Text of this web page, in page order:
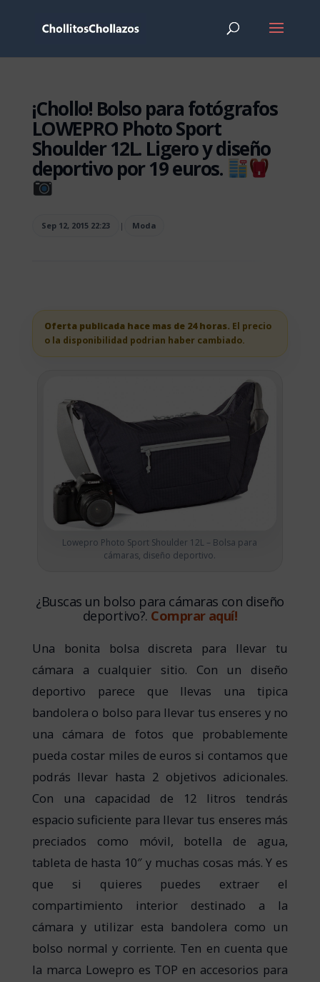
¡Chollo! Bolso para fotógrafos
LOWEPRO Photo Sport
Shoulder 12L. Ligero y diseño
deportivo por 19 euros.
Sep 12, 2015 22:23 | Moda
Oferta publicada hace mas de 24 horas. El precio
o la disponibilidad podrian haber cambiado.
Lowepro Photo Sport Shoulder 12L – Bolsa para
cámaras, diseño deportivo.
¿Buscas un bolso para cámaras con diseño
deportivo?. Comprar aquí!
Una bonita bolsa discreta para llevar tu
cámara a cualquier sitio. Con un diseño
deportivo parece que llevas una tipica
bandolera o bolso para llevar tus enseres y no
una cámara de fotos que probablemente
pueda costar miles de euros si contamos que
podrás llevar hasta 2 objetivos adicionales.
Con una capacidad de 12 litros tendrás
espacio suficiente para llevar tus enseres más
preciados como móvil, botella de agua,
tableta de hasta 10″ y muchas cosas más. Y es
que si quieres puedes extraer el
compartimiento interior destinado a la
cámara y utilizar esta bandolera como un
bolso normal y corriente. Ten en cuenta que
la marca Lowepro es TOP en accesorios para